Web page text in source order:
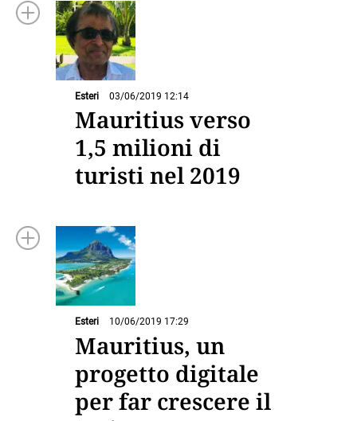
Esteri 03/06/2019 12:14
Mauritius verso
1,5 milioni di
turisti nel 2019
Esteri 10/06/2019 17:29
Mauritius, un
progetto digitale
per far crescere il